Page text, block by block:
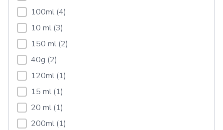
100ml (4)
10 ml (3)
150 ml (2)
40g (2)
120ml (1)
15 ml (1)
20 ml (1)
200ml (1)